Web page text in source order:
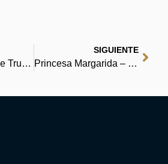
A Safe Place: The True Story of a Father, a Son, a Murder : Baixe Literatura Grátis
SIGUIENTE
Princesa Margarida – Seu Arquivo Pessoal de PDFs